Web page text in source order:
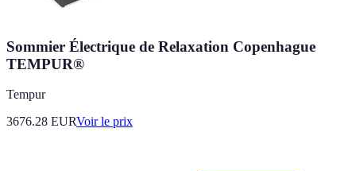
Sommier Électrique de Relaxation Copenhague
TEMPUR®
Tempur
3676.28 EURVoir le prix